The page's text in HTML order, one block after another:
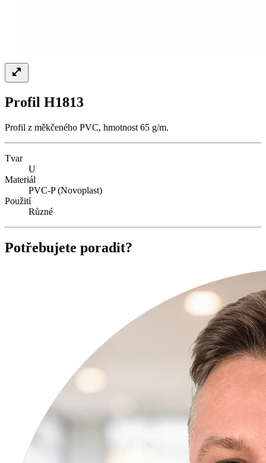
Profil H1813
Profil z měkčeného PVC, hmotnost 65 g/m.
Tvar
U
Materiál
PVC-P (Novoplast)
Použití
Různé
Potřebujete poradit?